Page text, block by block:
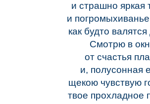
и страшно яркая
и
как будто
Смотрю в
от счастья
и, полусонная
щекою чувствую
твое прохладное